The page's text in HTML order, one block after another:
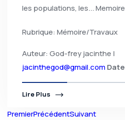
les populations, les... Memoire
Rubrique: Mémoire/Travaux
Auteur: God-frey jacinthe |
jacinthegod@gmail.comDate
Lire Plus
PremierPrécédentSuivant